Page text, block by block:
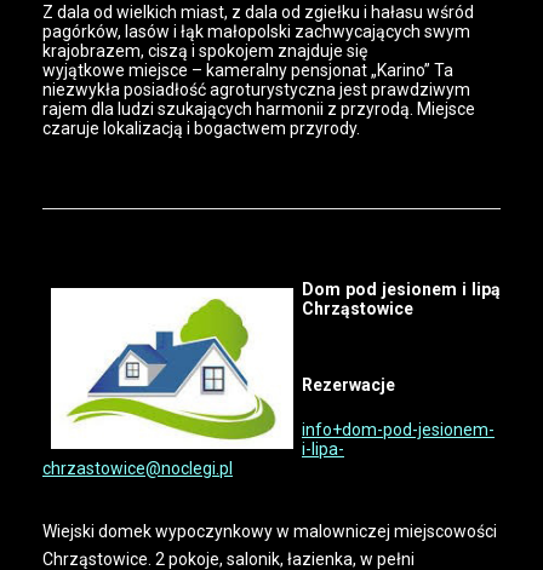
Z dala od wielkich miast, z dala od zgiełku i hałasu wśród
pagórków, lasów i łąk małopolski zachwycających swym
krajobrazem, ciszą i spokojem znajduje się
wyjątkowe miejsce – kameralny pensjonat „Karino” Ta
niezwykła posiadłość agroturystyczna jest prawdziwym
rajem dla ludzi szukających harmonii z przyrodą. Miejsce
czaruje lokalizacją i bogactwem przyrody.
Dom pod jesionem i lipą
Chrząstowice
Rezerwacje
info+dom-pod-jesionem-
i-lipa-
chrzastowice@noclegi.pl
Wiejski domek wypoczynkowy w malowniczej miejscowości
Chrząstowice. 2 pokoje, salonik, łazienka, w pełni